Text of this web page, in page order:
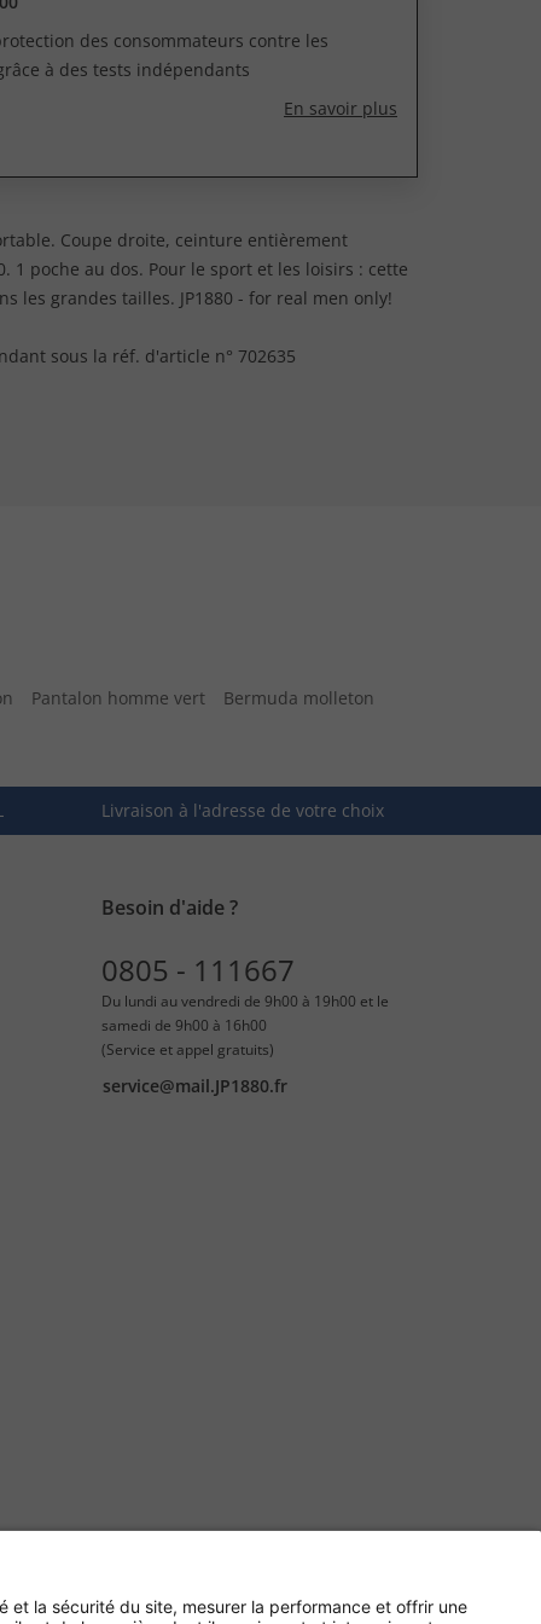
des consommateurs contre les
à des tests indépendants
En savoir plus
Coupe droite, ceinture entièrement
1 poche au dos. Pour le sport et les loisirs : cette
les grandes tailles. JP1880 - for real men only!
sous la réf. d'article n° 702635
Pantalon homme vert Bermuda molleton
Livraison à l'adresse de votre choix
Besoin d'aide ?
0805 - 111667
Du lundi au vendredi de 9h00 à 19h00 et le
samedi de 9h00 à 16h00
(Service et appel gratuits)
service@mail.JP1880.fr